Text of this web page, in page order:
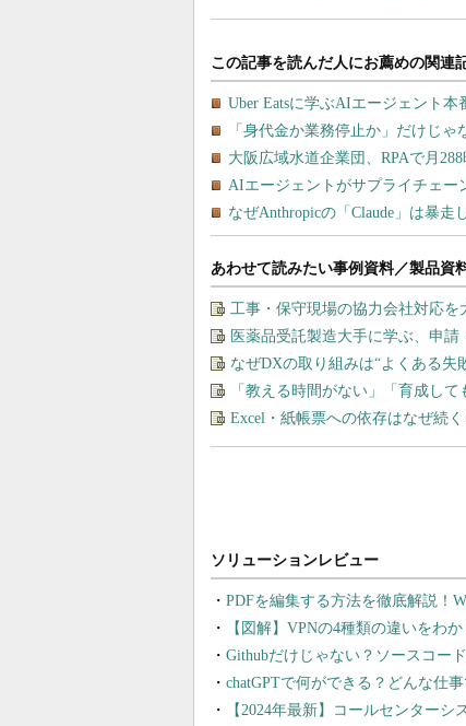
あわせて読みたい事例資料／製品資
工事・保守現場の協力会社対応
医薬品受託製造大手に学ぶ、申
なぜDXの取り組みは“よくある
「教える時間がない」「育成し
Excel・紙帳票への依存はなぜ続
PDFを編集する方法を徹底解説！
【図解】VPNの4種類の違いをわ
Githubだけじゃない？ソースコー
chatGPTで何ができる？どんな仕
【2024年最新】コールセンター